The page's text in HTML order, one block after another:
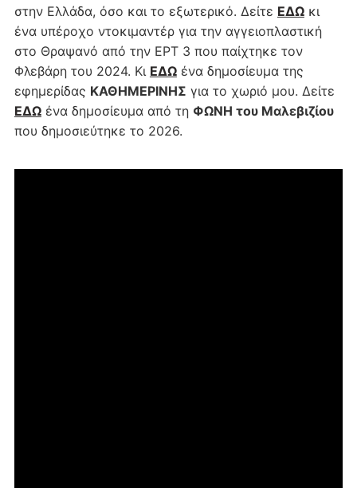
στην Ελλάδα, όσο και το εξωτερικό. Δείτε ΕΔΩκι
ένα υπέροχο ντοκιμαντέρ για την αγγειοπλαστική
στο Θραψανό από την ΕΡΤ 3 που παίχτηκε τον
Φλεβάρη του 2024. Κι ΕΔΩένα δημοσίευμα της
εφημερίδας ΚΑΘΗΜΕΡΙΝΗΣ για το χωριό μου. Δείτε
ΕΔΩένα δημοσίευμα από τη ΦΩΝΗ του Μαλεβιζίου
που δημοσιεύτηκε το 2026.